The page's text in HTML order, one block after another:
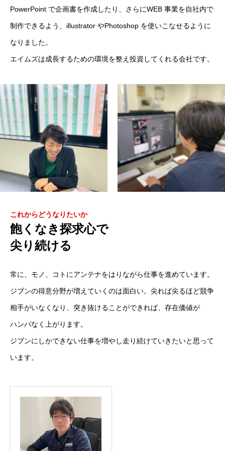
PowerPoint で企画書を作成したり、さらにWEB 事業を自社内で
制作できるよう、illustrator やPhotoshop を使いこなせるように
なりました。
エイムズは成長するための環境を整え投資してくれる会社です。
これからどうなりたいか
飽くなき探求心で
尖り続ける
常に、モノ、コトにアンテナをはりながら仕事を進めています。
ジブンの得意分野が増えていくのは面白い。尖れば尖るほど競争
相手がいなくなり、突き抜けることができれば、存在価値が
ハンパなく上がります。
ジブンにしかできない仕事を増やし走り続けていきたいと思って
います。